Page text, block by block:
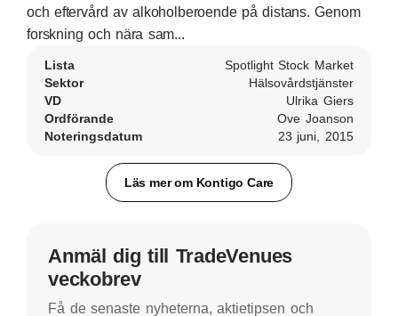
och eftervård av alkoholberoende på distans. Genom
forskning och nära sam...
Lista
Spotlight Stock Market
Sektor
Hälsovårdstjänster
VD
Ulrika Giers
Ordförande
Ove Joanson
Noteringsdatum
23 juni, 2015
Läs mer om Kontigo Care
Anmäl dig till TradeVenues
veckobrev
Få de senaste nyheterna, aktietipsen och